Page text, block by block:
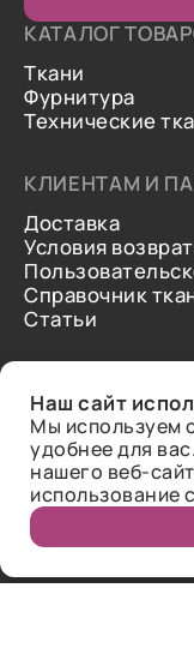
КАТАЛОГ
Ткани
Фурнитура
Технические
КЛИЕНТАМ И
Доставка
Условия
Справочник
Статьи
О нас
Контакты
Отзывы
Наш сайт
Мы используем
удобнее для
нашего веб-
использование